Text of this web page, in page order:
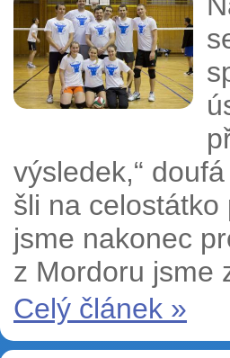
výsledek,“
šli na
jsme nakonec
z Mordoru jsme
Celý článek »